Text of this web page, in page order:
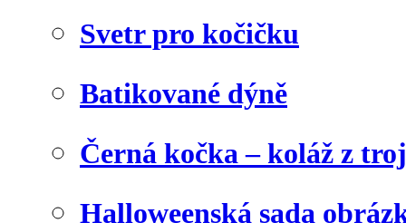
Svetr pro kočičku
Batikované dýně
Černá kočka – koláž z
Halloweenská sada